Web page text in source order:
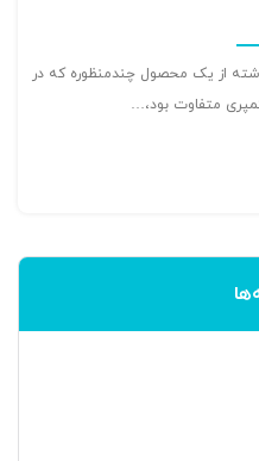
از یک محصول چندمنظوره که در
متفاوت بود،…